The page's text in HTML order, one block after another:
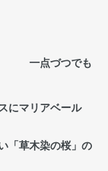
も
にマリアベール
「草木染の桜」の